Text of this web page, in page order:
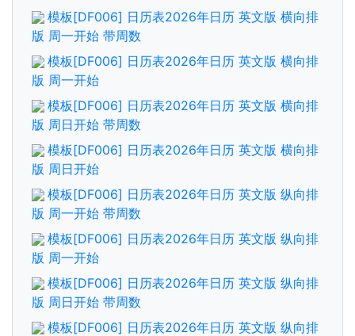
模板[DF006] 日历表2026年日历 英文版 横向排
版 周一开始 带周数
模板[DF006] 日历表2026年日历 英文版 横向排
版 周一开始
模板[DF006] 日历表2026年日历 英文版 横向排
版 周日开始 带周数
模板[DF006] 日历表2026年日历 英文版 横向排
版 周日开始
模板[DF006] 日历表2026年日历 英文版 纵向排
版 周一开始 带周数
模板[DF006] 日历表2026年日历 英文版 纵向排
版 周一开始
模板[DF006] 日历表2026年日历 英文版 纵向排
版 周日开始 带周数
模板[DF006] 日历表2026年日历 英文版 纵向排